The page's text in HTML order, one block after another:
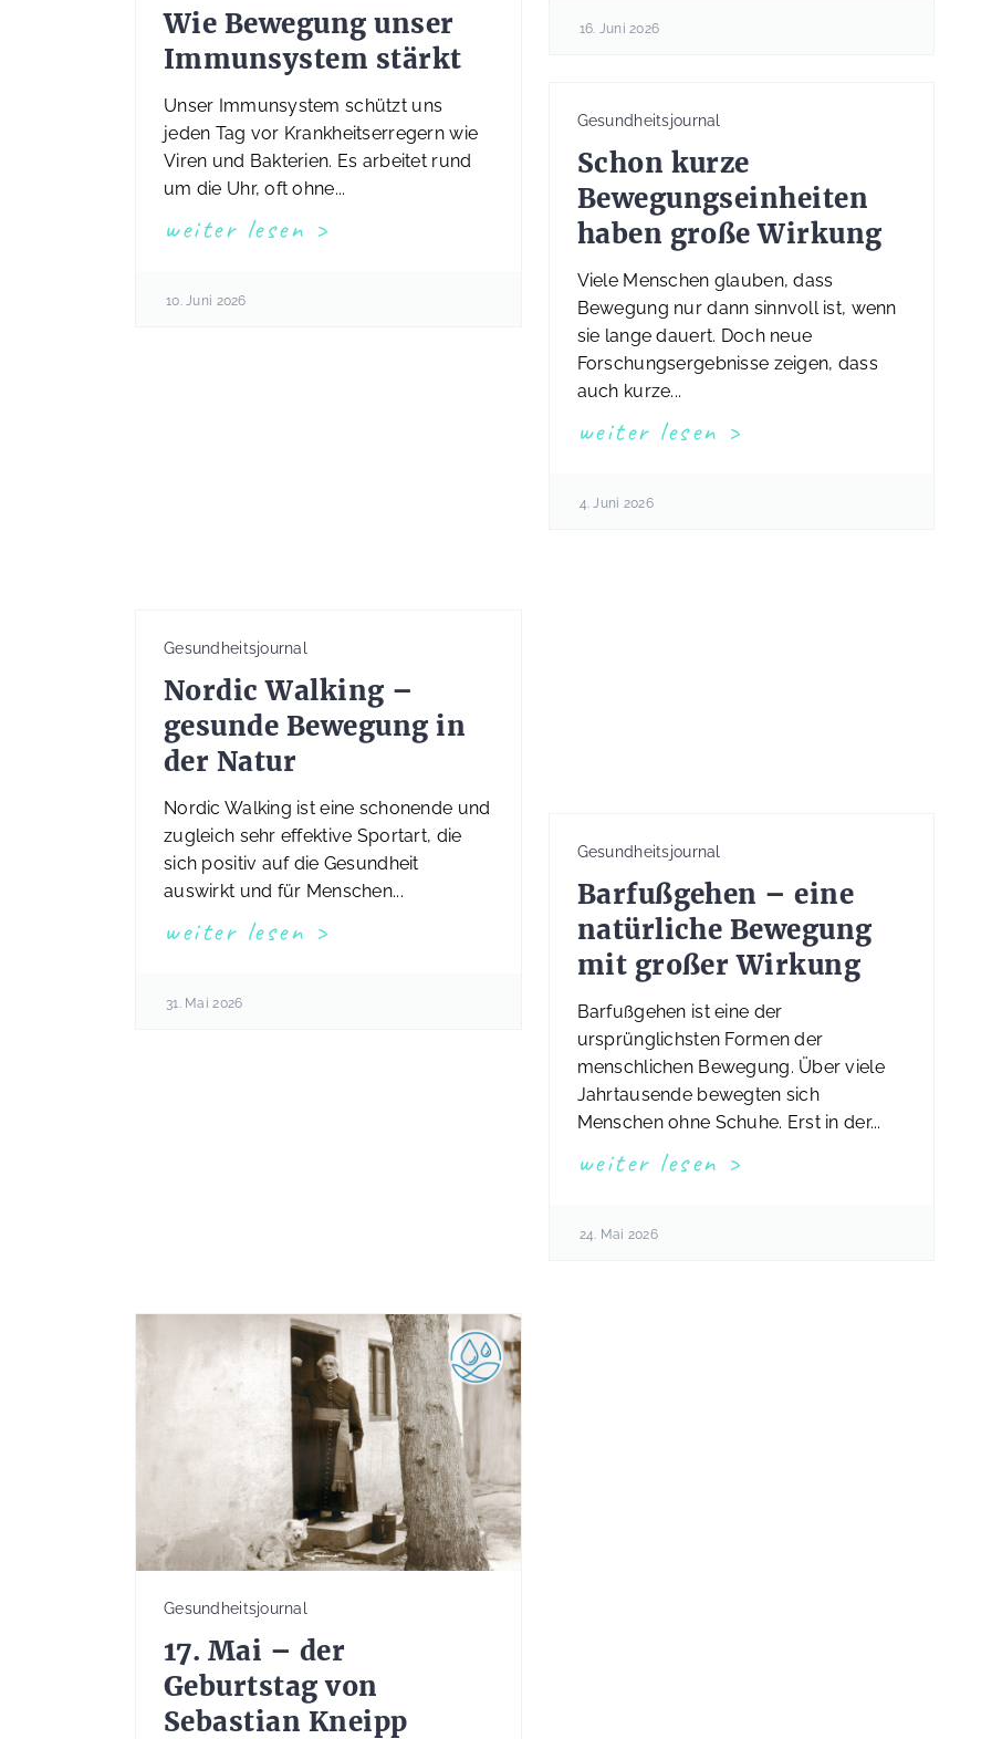
16. Juni 2026
Wie Bewegung unser
Immunsystem stärkt
Unser Immunsystem schützt uns
jeden Tag vor Krankheitserregern wie
Viren und Bakterien. Es arbeitet rund
um die Uhr, oft ohne...
weiter lesen
10. Juni 2026
Gesundheitsjournal
Schon kurze
Bewegungseinheiten
haben große Wirkung
Viele Menschen glauben, dass
Bewegung nur dann sinnvoll ist, wenn
sie lange dauert. Doch neue
Forschungsergebnisse zeigen, dass
auch kurze...
weiter lesen
4. Juni 2026
Gesundheitsjournal
Nordic Walking –
gesunde Bewegung in
der Natur
Nordic Walking ist eine schonende und
zugleich sehr effektive Sportart, die
sich positiv auf die Gesundheit
auswirkt und für Menschen...
weiter lesen
31. Mai 2026
Gesundheitsjournal
Barfußgehen – eine
natürliche Bewegung
mit großer Wirkung
Barfußgehen ist eine der
ursprünglichsten Formen der
menschlichen Bewegung. Über viele
Jahrtausende bewegten sich
Menschen ohne Schuhe. Erst in der...
weiter lesen
24. Mai 2026
Gesundheitsjournal
17. Mai – der
Geburtstag von
Sebastian Kneipp